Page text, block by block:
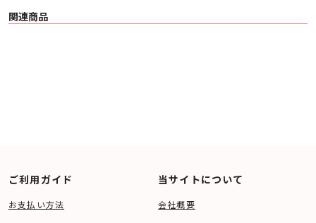
関連商品
ご利用ガイド
お支払い方法
当サイトについて
会社概要